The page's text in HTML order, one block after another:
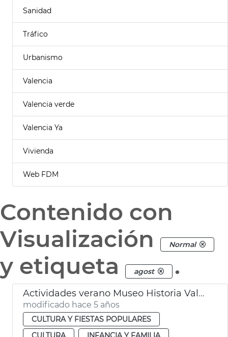
Sanidad
Tráfico
Urbanismo
Valencia
Valencia verde
Valencia Ya
Vivienda
Web FDM
Contenido con
Visualización
Normal
y etiqueta agost .
Actividades verano Museo Historia València
modificado hace 5 años
CULTURA Y FIESTAS POPULARES